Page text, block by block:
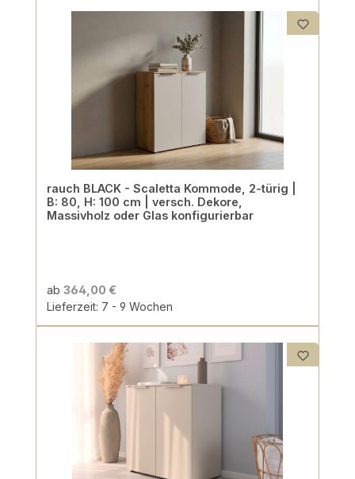
rauch BLACK - Scaletta Kommode, 2-türig |
B: 80, H: 100 cm | versch. Dekore,
Massivholz oder Glas konfigurierbar
ab 364,00 €
Lieferzeit: 7 - 9 Wochen